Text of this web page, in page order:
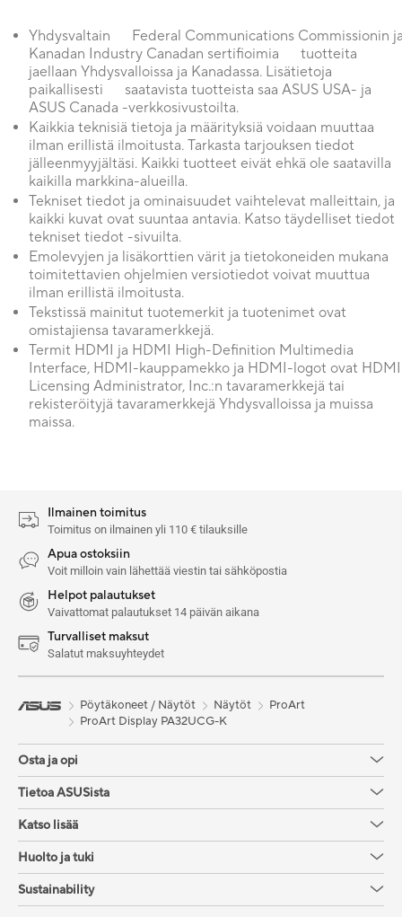
Yhdysvaltain Federal Communications Commissionin
Kanadan Industry Canadan sertifioimia tuotteita
jaellaan Yhdysvalloissa ja Kanadassa. Lisätietoja
paikallisesti saatavista tuotteista saa ASUS USA- ja
ASUS Canada -verkkosivustoilta.
Kaikkia teknisiä tietoja ja määrityksiä voidaan muuttaa
ilman erillistä ilmoitusta. Tarkasta tarjouksen tiedot
jälleenmyyjältäsi. Kaikki tuotteet eivät ehkä ole saatavilla
kaikilla markkina-alueilla.
Tekniset tiedot ja ominaisuudet vaihtelevat malleittain, ja
kaikki kuvat ovat suuntaa antavia. Katso täydelliset tiedot
tekniset tiedot -sivuilta.
Emolevyjen ja lisäkorttien värit ja tietokoneiden mukana
toimitettavien ohjelmien versiotiedot voivat muuttua
ilman erillistä ilmoitusta.
Tekstissä mainitut tuotemerkit ja tuotenimet ovat
omistajiensa tavaramerkkejä.
Termit HDMI ja HDMI High-Definition Multimedia
Interface, HDMI-kauppamekko ja HDMI-logot ovat HDMI
Licensing Administrator, Inc.:n tavaramerkkejä tai
rekisteröityjä tavaramerkkejä Yhdysvalloissa ja muissa
maissa.
Ilmainen toimitus
Toimitus on ilmainen yli 110 € tilauksille
Apua ostoksiin
Voit milloin vain lähettää viestin tai sähköpostia
Helpot palautukset
Vaivattomat palautukset 14 päivän aikana
Turvalliset maksut
Salatut maksuyhteydet
Pöytäkoneet / Näytöt Näytöt
ProArt
ProArt Display PA32UCG-K
Osta ja opi
Tietoa ASUSista
Katso lisää
Huolto ja tuki
Sustainability